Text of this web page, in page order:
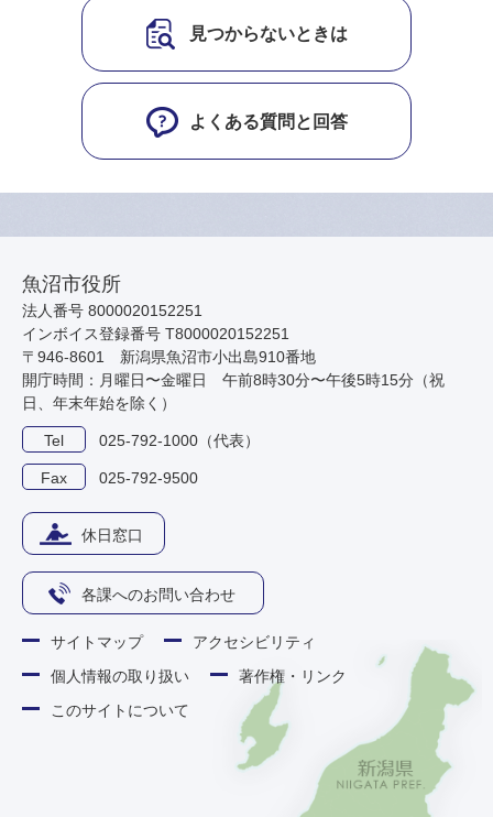
見つからないときは
よくある質問と回答
魚沼市役所
法人番号 8000020152251
インボイス登録番号 T8000020152251
〒946-8601 新潟県魚沼市小出島910番地
開庁時間：月曜日〜金曜日 午前8時30分〜午後5時15分（祝
日、年末年始を除く）
Tel 025-792-1000（代表）
Fax 025-792-9500
休日窓口
各課へのお問い合わせ
サイトマップ
アクセシビリティ
個人情報の取り扱い
著作権・リンク
このサイトについて